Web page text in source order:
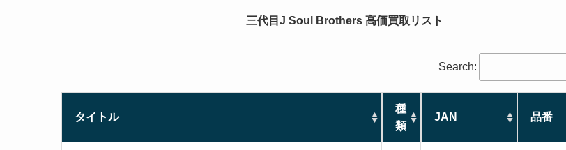
三代目J Soul Brothers 高価買取リスト
Search:
タイトル
種
類
JAN 品番